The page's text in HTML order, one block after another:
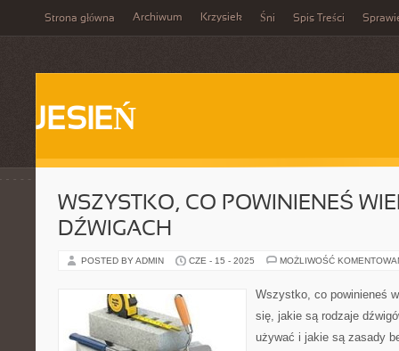
Strona główna Archiwum Krzysiek Śni Spis Treści
JESIEŃ
WSZYSTKO, CO POWINIENEŚ
DŹWIGACH
POSTED BY ADMIN CZE - 15 - 2025 MOŻLIWOŚĆ
Wszystko, co powinieneś
się, jakie są rodzaje
używać i jakie są zasady